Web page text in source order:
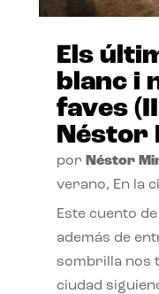
Els
blanc i
faves
Néstor
por Néstor
verano, En la
Este cuento
además de
sombrilla nos
ciudad